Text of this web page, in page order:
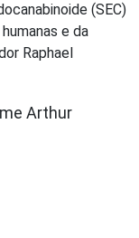
(SEC)
e da
Raphael
Arthur